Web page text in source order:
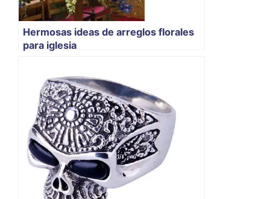
Hermosas ideas de arreglos florales
para iglesia